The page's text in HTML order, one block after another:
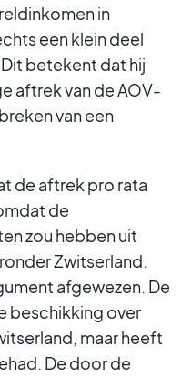
in
een klein deel
betekent dat hij
aftrek van de AOV-
van een
de aftrek pro rata
de
zou hebben uit
Zwitserland.
afgewezen. De
beschikking over
maar heeft
De door de